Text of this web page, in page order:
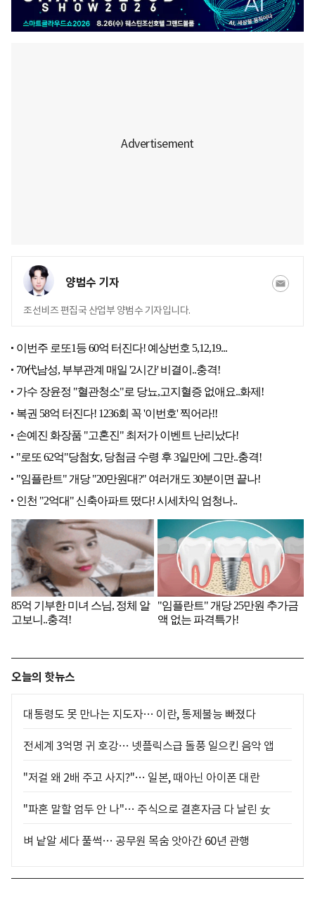
양범수 기자
조선비즈 편집국 산업부 양범수 기자입니다.
오늘의 핫뉴스
대통령도 못 만나는 지도자… 이란, 통제불능 빠졌다
전세계 3억명 귀 호강… 넷플릭스급 돌풍 일으킨 음악 앱
"저걸 왜 2배 주고 사지?"… 일본, 때아닌 아이폰 대란
"파혼 말할 엄두 안 나"… 주식으로 결혼자금 다 날린 女
벼 낱알 세다 풀썩… 공무원 목숨 앗아간 60년 관행